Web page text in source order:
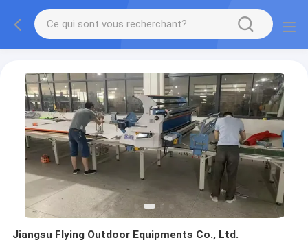
Jiangsu Flying Outdoor Equipments Co., Ltd.